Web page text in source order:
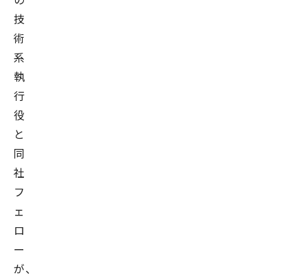
技
術
系
執
行
役
と
同
社
フ
ェ
ロ
ー
が、